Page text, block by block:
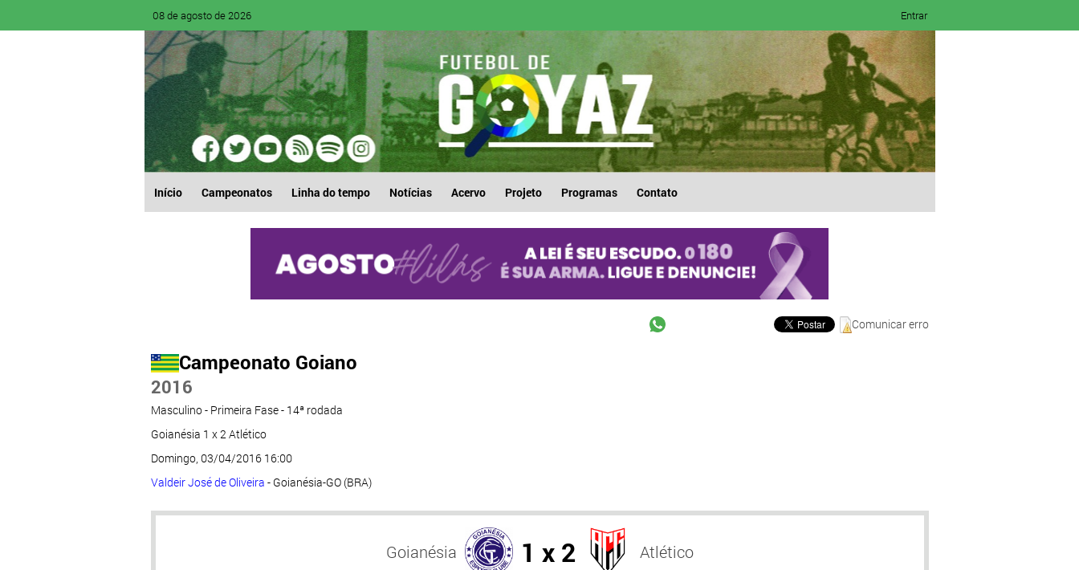
08 de agosto de 2026 Entrar
Início Campeonatos Linha do tempo Notícias Acervo Projeto Programas Contato
Comunicar erro
Campeonato Goiano
2016
Masculino - Primeira Fase - 14ª rodada
Goianésia 1 x 2 Atlético
Domingo, 03/04/2016 16:00
Valdeir José de Oliveira - Goianésia-GO (BRA)
Goianésia 1 x 2 Atlético